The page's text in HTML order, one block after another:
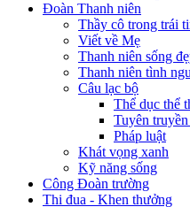
Đoàn Thanh niên
Thầy cô trong trái
Viết về Mẹ
Thanh niên sống
Thanh niên tình
Câu lạc bộ
Thể dục thể
Tuyên
Pháp luật
Khát vọng xanh
Kỹ năng sống
Công Đoàn trường
Thi đua - Khen thưởng